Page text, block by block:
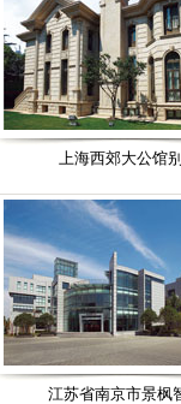
上海西郊大公馆
江苏省南京市景枫